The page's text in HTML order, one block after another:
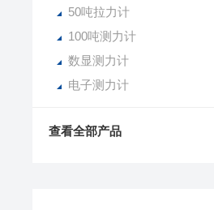
50吨拉力计
100吨测力计
数显测力计
电子测力计
查看全部产品